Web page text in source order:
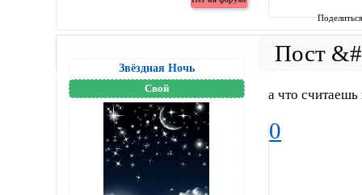
Звёздная Ночь
Свой а что
0